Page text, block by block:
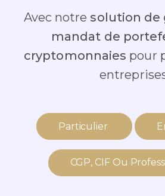
Avec notre solution de
mandat de
cryptomonnaies pour
Particulier
CGP, CIF Ou